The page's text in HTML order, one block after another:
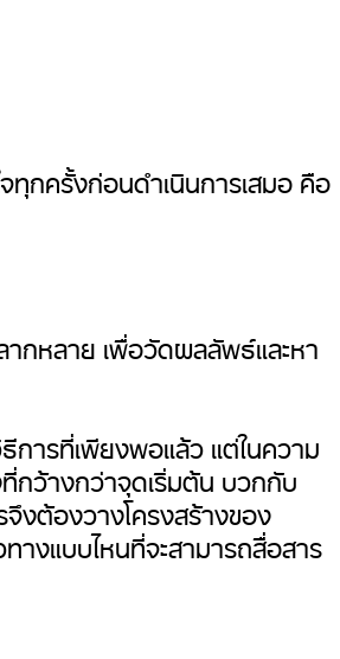
กครั้งก่อนดำเนินการเสมอ คือ
กหลาย เพื่อวัดผลลัพธ์และหา
การที่เพียงพอแล้ว แต่ในความ
กว้างกว่าจุดเริ่มต้น บวกกับ
งต้องวางโครงสร้างของ
างแบบไหนที่จะสามารถสื่อสาร